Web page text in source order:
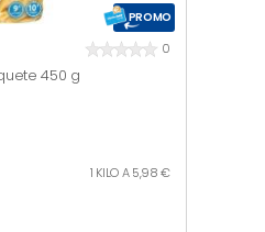
PROMO
0
450 g
1 KILO A 5,98 €